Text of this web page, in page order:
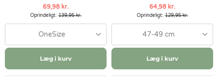
69,98 kr.
Oprindeligt:139,95 kr.
OneSize
Læg i kurv
64,98 kr.
Oprindeligt:129,95 kr.
47-49 cm
Læg i kurv